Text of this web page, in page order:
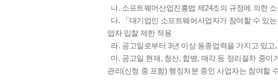
나. 소프트웨어산업진흥법 제24조의 규정에 의한
다. 「대기업인 소프트웨어사업자가 참여할 수 있
업자 입찰 제한 적용
라. 공고일로부터 3년 이상 동종업력을 가지고 있
마. 공고일 현재, 청산, 합병, 매각 등 정리절차 중
관리(신청 중 포함) 행정처분 중인 사업자는 참여할